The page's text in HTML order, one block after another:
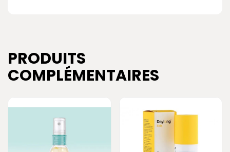
PRODUITS
COMPLÉMENTAIRES